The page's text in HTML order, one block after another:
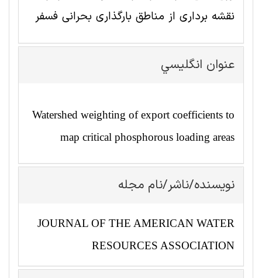
نقشه برداری از مناطق بارگذاری بحرانی فسفر
عنوان انگليسي
Watershed weighting of export coefficients to
map critical phosphorous loading areas
نویسنده/ناشر/نام مجله
JOURNAL OF THE AMERICAN WATER
RESOURCES ASSOCIATION